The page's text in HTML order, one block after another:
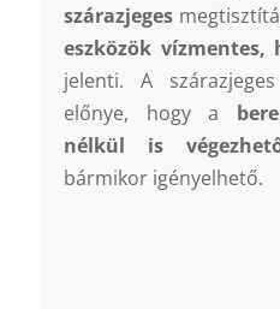
szárazjeges
eszközök
jelenti. A
előnye, hogy a
nélkül is
bármikor igényelhető.